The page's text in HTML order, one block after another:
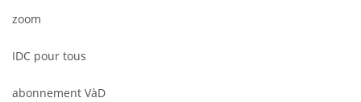
zoom
IDC pour tous
abonnement VàD